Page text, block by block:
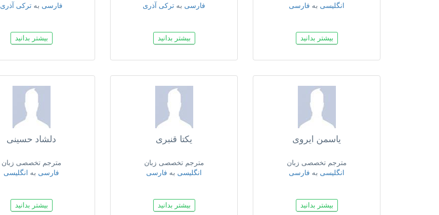
انگلیسی به فارسی
بیشتر بدانید
فارسی به ترکی آذری
بیشتر بدانید
فارسی به ترکی آذری
بیشتر بدانید
یاسمن ایروی
مترجم تخصصی زبان
انگلیسی به فارسی
بیشتر بدانید
یکتا قنبری
مترجم تخصصی زبان
انگلیسی به فارسی
بیشتر بدانید
دلشاد حسینی
مترجم تخصصی زبان
فارسی به انگلیسی
بیشتر بدانید